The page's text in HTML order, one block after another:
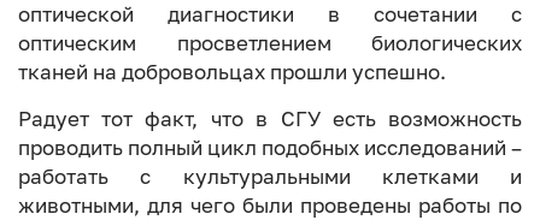
оптической диагностики в сочетании с
оптическим просветлением биологических
тканей на добровольцах прошли успешно.
Радует тот факт, что в СГУ есть возможность
проводить полный цикл подобных исследований –
работать с культуральными клетками и
животными, для чего были проведены работы по